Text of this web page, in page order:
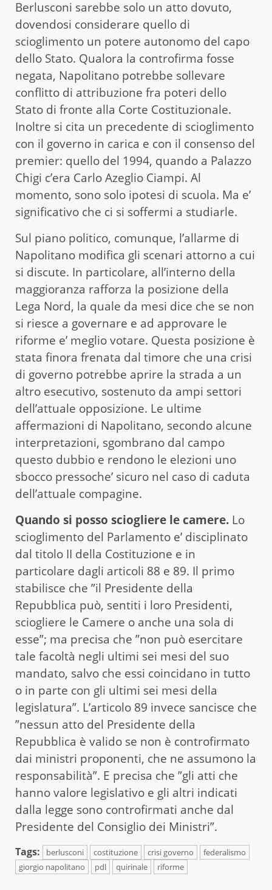
Berlusconi sarebbe solo un atto dovuto,
dovendosi considerare quello di
scioglimento un potere autonomo del capo
dello Stato. Qualora la controfirma fosse
negata, Napolitano potrebbe sollevare
conflitto di attribuzione fra poteri dello
Stato di fronte alla Corte Costituzionale.
Inoltre si cita un precedente di scioglimento
con il governo in carica e con il consenso del
premier: quello del 1994, quando a Palazzo
Chigi c’era Carlo Azeglio Ciampi. Al
momento, sono solo ipotesi di scuola. Ma e’
significativo che ci si soffermi a studiarle.
Sul piano politico, comunque, l’allarme di
Napolitano modifica gli scenari attorno a cui
si discute. In particolare, all’interno della
maggioranza rafforza la posizione della
Lega Nord, la quale da mesi dice che se non
si riesce a governare e ad approvare le
riforme e’ meglio votare. Questa posizione è
stata finora frenata dal timore che una crisi
di governo potrebbe aprire la strada a un
altro esecutivo, sostenuto da ampi settori
dell’attuale opposizione. Le ultime
affermazioni di Napolitano, secondo alcune
interpretazioni, sgombrano dal campo
questo dubbio e rendono le elezioni uno
sbocco pressoche’ sicuro nel caso di caduta
dell’attuale compagine.
Quando si posso sciogliere le camere. Lo
scioglimento del Parlamento e’ disciplinato
dal titolo II della Costituzione e in
particolare dagli articoli 88 e 89. Il primo
stabilisce che ”il Presidente della
Repubblica può, sentiti i loro Presidenti,
sciogliere le Camere o anche una sola di
esse”; ma precisa che ”non può esercitare
tale facoltà negli ultimi sei mesi del suo
mandato, salvo che essi coincidano in tutto
o in parte con gli ultimi sei mesi della
legislatura”. L’articolo 89 invece sancisce che
”nessun atto del Presidente della
Repubblica è valido se non è controfirmato
dai ministri proponenti, che ne assumono la
responsabilità”. E precisa che ”gli atti che
hanno valore legislativo e gli altri indicati
dalla legge sono controfirmati anche dal
Presidente del Consiglio dei Ministri”.
Tags: berlusconi costituzione crisi governo
federalismo
giorgio napolitano
pdl quirinale riforme